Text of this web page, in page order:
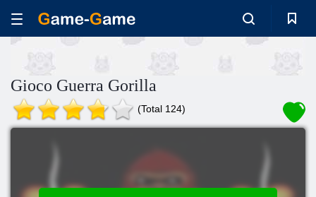
Gioco Guerra Gorilla
(Total 124)